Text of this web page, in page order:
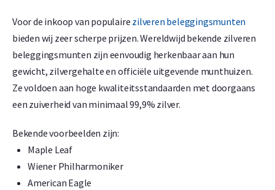
Umicore 1 kilogram goudbaar
1,50% onder spot
- +
€118.966,03
1,50% onder spot
- +
€ 594,83
Voor de inkoop van populaire zilveren beleggingsmunten
bieden wij zeer scherpe prijzen. Wereldwijd bekende zilveren
beleggingsmunten zijn eenvoudig herkenbaar aan hun
gewicht, zilvergehalte en officiële uitgevende munthuizen.
Ze voldoen aan hoge kwaliteitsstandaarden met doorgaans
een zuiverheid van minimaal 99,9% zilver.
Bekende voorbeelden zijn:
Maple Leaf
Wiener Philharmoniker
American Eagle